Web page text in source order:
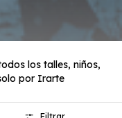
los talles, niños,
por Irarte